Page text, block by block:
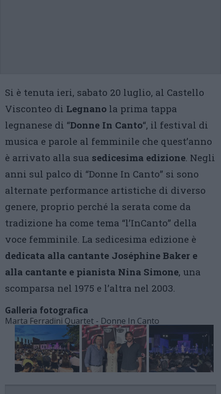
Si è tenuta ieri, sabato 20 luglio, al Castello
Visconteo di Legnano la prima tappa
legnanese di “Donne In Canto“, il festival di
musica e parole al femminile che quest’anno
è arrivato alla sua sedicesima edizione. Negli
anni sul palco di “Donne In Canto” si sono
alternate performance artistiche di diverso
genere, proprio perché la serata come da
tradizione ha come tema “l’InCanto” della
voce femminile. La sedicesima edizione è
dedicata alla cantante Joséphine Baker e
alla cantante e pianista Nina Simone, una
scomparsa nel 1975 e l’altra nel 2003.
Galleria fotografica
Marta Ferradini Quartet - Donne In Canto